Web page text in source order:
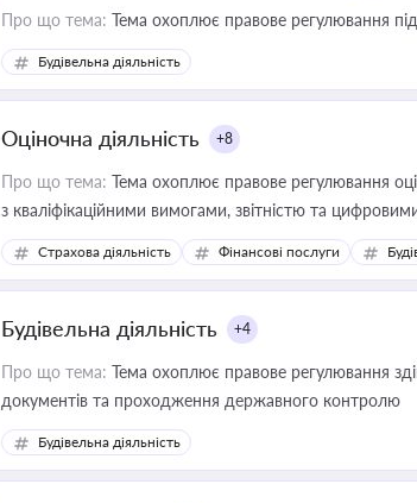
Про що тема: Тема охоплює правове регулювання
Будівельна діяльність
Оціночна діяльність +8
Про що тема: Тема охоплює правове регулювання
з кваліфікаційними вимогами, звітністю та
медійних змін у цій сфері корисне для власника
приватизації, оренди державного майна,
Страхова діяльність Фінансові послуги
Будівельна діяльність +4
Про що тема: Тема охоплює правове регулювання
документів та проходження державного контролю
Будівельна діяльність